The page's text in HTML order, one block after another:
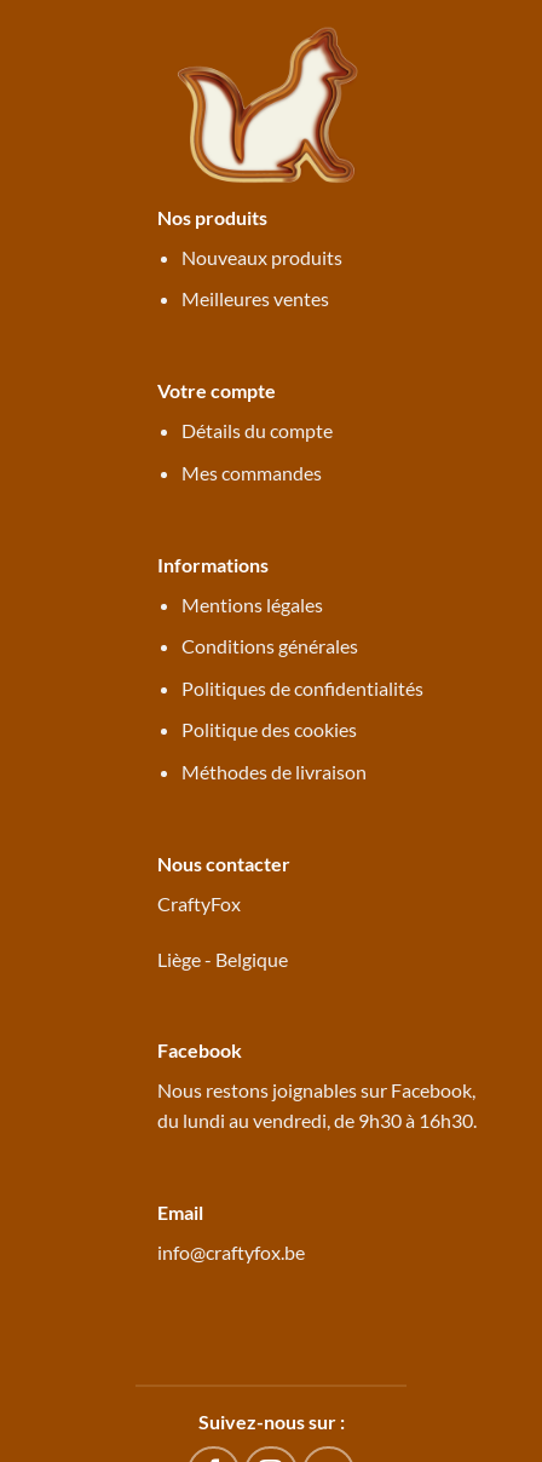
Nos produits
Nouveaux produits
Meilleures ventes
Votre compte
Détails du compte
Mes commandes
Informations
Mentions légales
Conditions générales
Politiques de confidentialités
Politique des cookies
Méthodes de livraison
Nous contacter
CraftyFox
Liège - Belgique
Facebook
Nous restons joignables sur Facebook,
du lundi au vendredi, de 9h30 à 16h30.
Email
info@craftyfox.be
Suivez-nous sur :